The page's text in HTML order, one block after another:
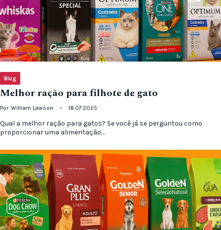
Blog
Melhor ração para filhote de gato
Por William Lawson 18.07.2025
Qual a melhor ração para gatos? Se você já se perguntou como
proporcionar uma alimentação…